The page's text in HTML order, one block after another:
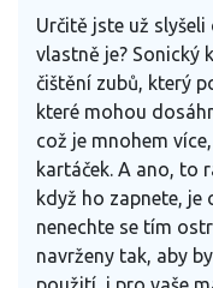
Určitě jste už
vlastně je? Sonický
čištění zubů, který
které mohou
což je mnohem
kartáček. A ano, to
když ho zapnete, je
nenechte se tím
navrženy tak, aby